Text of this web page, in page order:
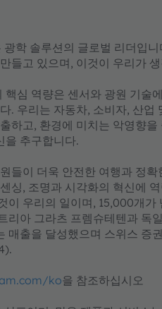
학 솔루션의 글로벌 리더입
들고 있으며, 이것이 우리가
핵심 역량은 센서와 광원 기술
. 우리는 자동차, 소비자, 산
하고, 환경에 미치는 악영향
을 추구합니다.
들이 더욱 안전한 여행과 정
싱, 조명과 시각화의 혁신에
이 우리의 일이며, 15,000개
리아 그라츠 프렘슈테텐과 독
매출을 달성했으며 스위스 증
ko을 참조하십시오